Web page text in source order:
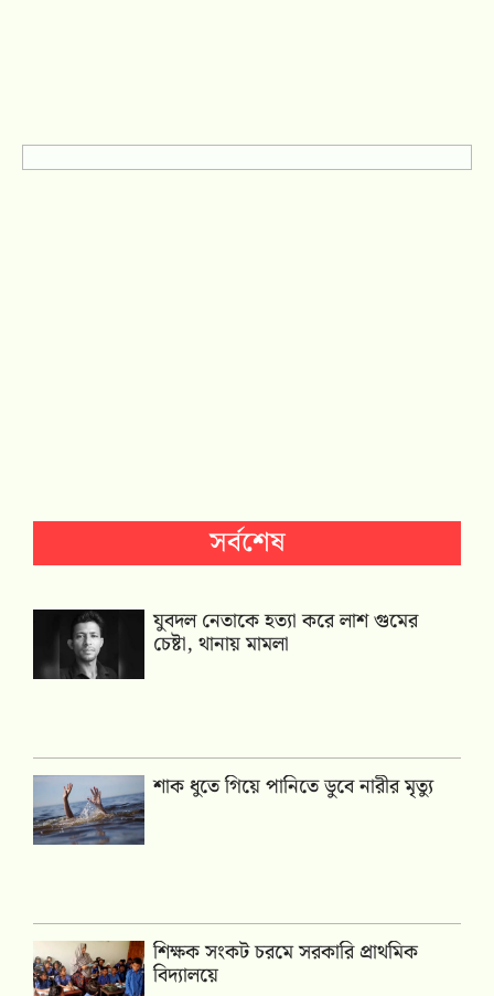
সর্বশেষ
যুবদল নেতাকে হত্যা করে লাশ গুমের
চেষ্টা, থানায় মামলা
শাক ধুতে গিয়ে পানিতে ডুবে নারীর মৃত্যু
শিক্ষক সংকট চরমে সরকারি প্রাথমিক
বিদ্যালয়ে